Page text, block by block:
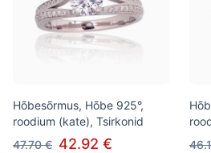
Hõbesõrmus, Hõbe 925°,
roodium (kate), Tsirkonid
47.70 € 42.92 €